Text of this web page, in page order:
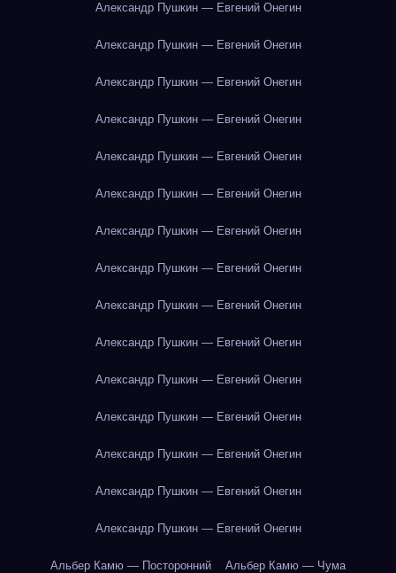
Александр Пушкин — Евгений Онегин
Александр Пушкин — Евгений Онегин
Александр Пушкин — Евгений Онегин
Александр Пушкин — Евгений Онегин
Александр Пушкин — Евгений Онегин
Александр Пушкин — Евгений Онегин
Александр Пушкин — Евгений Онегин
Александр Пушкин — Евгений Онегин
Александр Пушкин — Евгений Онегин
Александр Пушкин — Евгений Онегин
Александр Пушкин — Евгений Онегин
Александр Пушкин — Евгений Онегин
Александр Пушкин — Евгений Онегин
Александр Пушкин — Евгений Онегин
Александр Пушкин — Евгений Онегин
Альбер Камю — Посторонний Альбер Камю — Чума